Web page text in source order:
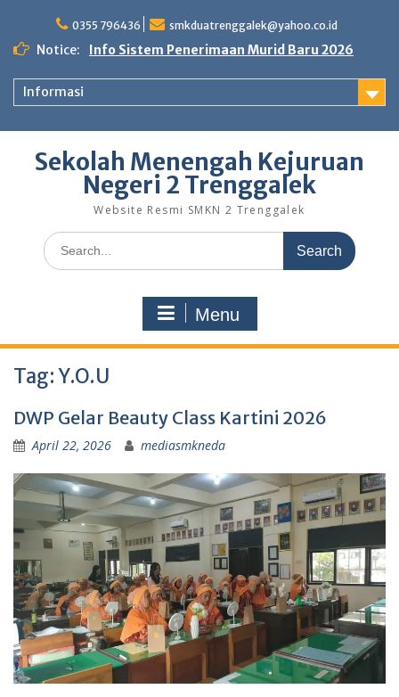
content
0355 796436 smkduatrenggalek@yahoo.co.id
Notice: Info Sistem Penerimaan Murid Baru 2026
Informasi
Sekolah Menengah Kejuruan
Negeri 2 Trenggalek
Website Resmi SMKN 2 Trenggalek
Search
for:
Menu
Tag:Y.O.U
DWP Gelar Beauty Class Kartini 2026
April 22, 2026 mediasmkneda